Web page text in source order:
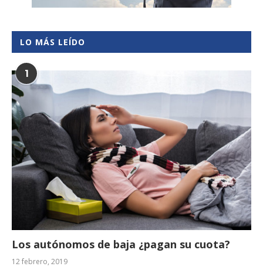
LO MÁS LEÍDO
1
Los autónomos de baja ¿pagan su cuota?
12 febrero, 2019